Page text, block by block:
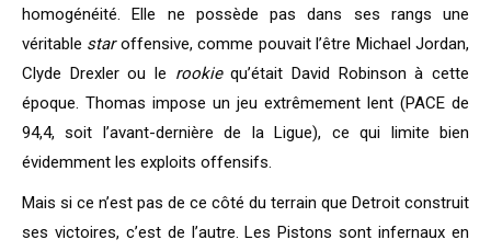
homogénéité. Elle ne possède pas dans ses rangs une
véritable staroffensive, comme pouvait l’être Michael Jordan,
Clyde Drexler ou le rookiequ’était David Robinson à cette
époque. Thomas impose un jeu extrêmement lent (PACE de
94,4, soit l’avant-dernière de la Ligue), ce qui limite bien
évidemment les exploits offensifs.
Mais si ce n’est pas de ce côté du terrain que Detroit construit
ses victoires, c’est de l’autre. Les Pistons sont infernaux en